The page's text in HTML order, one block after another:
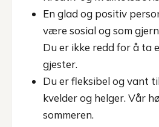
En glad og positiv
være sosial og som
Du er ikke redd for å ta
gjester.
Du er fleksibel og vant
kvelder og helger. Vår
sommeren.